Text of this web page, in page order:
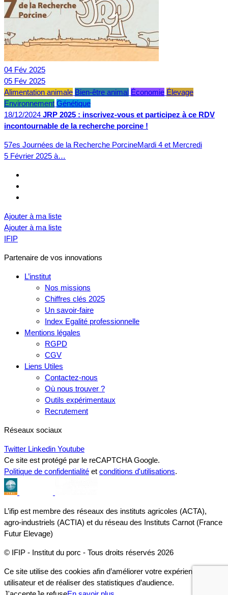
04 Fév 2025
05 Fév 2025
Alimentation animale Bien-être animal Économie Élevage
Environnement Génétique
18/12/2024 JRP 2025 : inscrivez-vous et participez à ce RDV
incontournable de la recherche porcine !
57es Journées de la Recherche PorcineMardi 4 et Mercredi
5 Février 2025 à…
Ajouter à ma liste
Ajouter à ma liste
IFIP
Partenaire de vos innovations
L’institut
Nos missions
Chiffres clés 2025
Un savoir-faire
Index Egalité professionnelle
Mentions légales
RGPD
CGV
Liens Utiles
Contactez-nous
Où nous trouver ?
Outils expérimentaux
Recrutement
Réseaux sociaux
Twitter Linkedin Youtube
Ce site est protégé par le reCAPTCHA Google.
Politique de confidentialité et conditions d'utilisations.
L’ifip est membre des réseaux des instituts agricoles (ACTA),
agro-industriels (ACTIA) et du réseau des Instituts Carnot (France
Futur Elevage)
© IFIP - Institut du porc - Tous droits réservés 2026
Ce site utilise des cookies afin d’améliorer votre expérience
utilisateur et de réaliser des statistiques d’audience.